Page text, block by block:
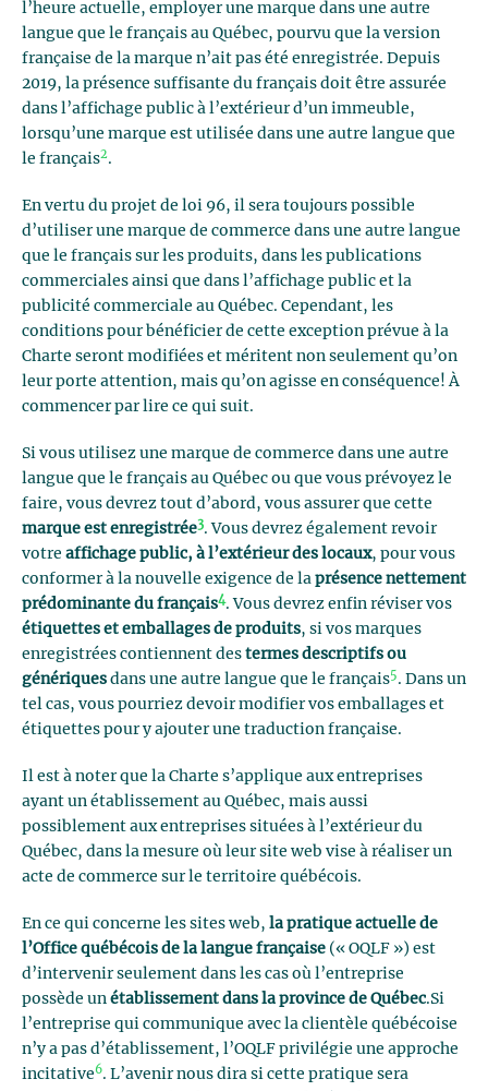
l’heure actuelle, employer une marque dans une autre
langue que le français au Québec, pourvu que la version
française de la marque n’ait pas été enregistrée. Depuis
2019, la présence suffisante du français doit être assurée
dans l’affichage public à l’extérieur d’un immeuble,
lorsqu’une marque est utilisée dans une autre langue que
le français2.
En vertu du projet de loi 96, il sera toujours possible
d’utiliser une marque de commerce dans une autre langue
que le français sur les produits, dans les publications
commerciales ainsi que dans l’affichage public et la
publicité commerciale au Québec. Cependant, les
conditions pour bénéficier de cette exception prévue à la
Charte seront modifiées et méritent non seulement qu’on
leur porte attention, mais qu’on agisse en conséquence! À
commencer par lire ce qui suit.
Si vous utilisez une marque de commerce dans une autre
langue que le français au Québec ou que vous prévoyez le
faire, vous devrez tout d’abord, vous assurer que cette
marque est enregistrée3. Vous devrez également revoir
votre affichage public, à l’extérieur des locaux, pour vous
conformer à la nouvelle exigence de la présence nettement
prédominante du français4. Vous devrez enfin réviser vos
étiquettes et emballages de produits, si vos marques
enregistrées contiennent des termes descriptifs ou
génériques dans une autre langue que le français5 . Dans un
tel cas, vous pourriez devoir modifier vos emballages et
étiquettes pour y ajouter une traduction française.
Il est à noter que la Charte s’applique aux entreprises
ayant un établissement au Québec, mais aussi
possiblement aux entreprises situées à l’extérieur du
Québec, dans la mesure où leur site web vise à réaliser un
acte de commerce sur le territoire québécois.
En ce qui concerne les sites web, la pratique actuelle de
l’Office québécois de la langue française (« OQLF ») est
d’intervenir seulement dans les cas où l’entreprise
possède un établissement dans la province de Québec.Si
l’entreprise qui communique avec la clientèle québécoise
n’y a pas d’établissement, l’OQLF privilégie une approche
incitative6. L’avenir nous dira si cette pratique sera